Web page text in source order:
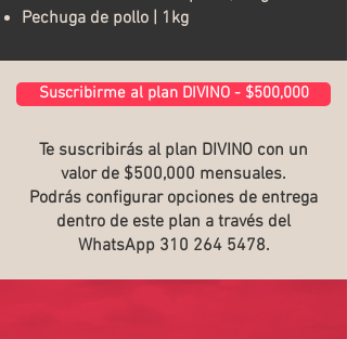
Pechuga de pollo | 1kg
Suscribirme al plan DIVINO - $500,000
Te suscribirás al plan DIVINO con un
valor de $500,000 mensuales.
Podrás configurar opciones de entrega
dentro de este plan a través del
WhatsApp 310 264 5478.